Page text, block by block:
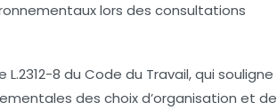
lors des consultations
L.2312-8 du Code du Travail, qui souligne
des choix d’organisation et de